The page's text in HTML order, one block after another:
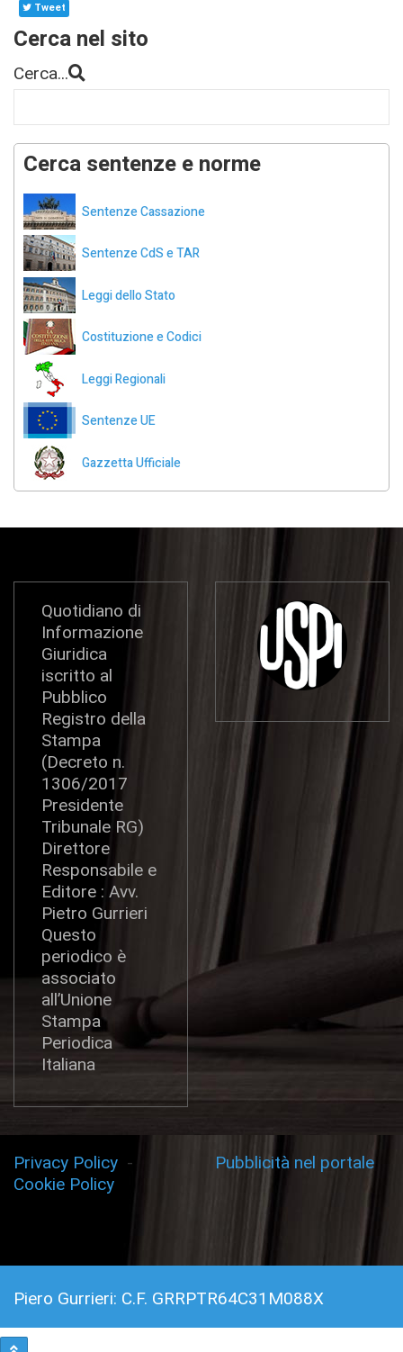
Tweet
Cerca nel sito
Cerca...
Cerca sentenze e norme
Sentenze Cassazione
Sentenze CdS e TAR
Leggi dello Stato
Costituzione e Codici
Leggi Regionali
Sentenze UE
Gazzetta Ufficiale
Quotidiano di
Informazione
Giuridica
iscritto al
Pubblico
Registro della
Stampa
(Decreto n.
1306/2017
Presidente
Tribunale RG)
Direttore
Responsabile e
Editore : Avv.
Pietro Gurrieri
Questo
periodico è
associato
all’Unione
Stampa
Periodica
Italiana
Privacy Policy -
Cookie Policy
Pubblicità nel portale
Piero Gurrieri: C.F. GRRPTR64C31M088X